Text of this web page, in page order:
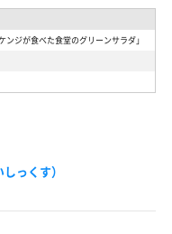
ンジが食べた食堂のグリーンサラダ」
っくす）